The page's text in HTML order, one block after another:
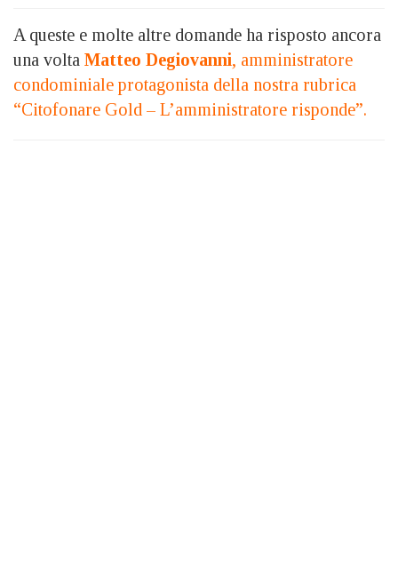
A queste e molte altre domande ha risposto ancora
una volta Matteo Degiovanni, amministratore
condominiale protagonista della nostra rubrica
“Citofonare Gold – L’amministratore risponde”.